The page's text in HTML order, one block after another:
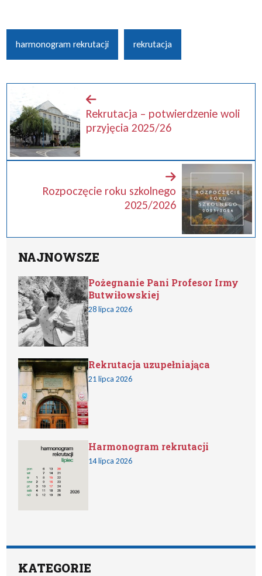
harmonogram rekrutacji rekrutacja
Rekrutacja – potwierdzenie woli
przyjęcia 2025/26
Rozpoczęcie roku szkolnego
2025/2026
NAJNOWSZE
Pożegnanie Pani Profesor Irmy
Butwiłowskiej
28 lipca 2026
Rekrutacja uzupełniająca
21 lipca 2026
Harmonogram rekrutacji
14 lipca 2026
KATEGORIE